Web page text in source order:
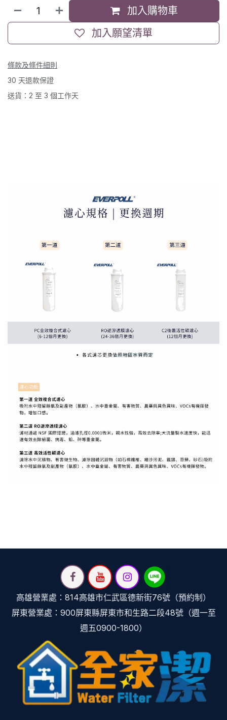
加入購物車
加入願望清單
條款及條件細則
30 天退款保證
送貨：2 至 3 個工作天
高雄營業處：814高雄市仁武區德新街76號（預約制）
屏東營業處：900屏東縣屏東市和生路二段48號（週一至
週五0900-1800）